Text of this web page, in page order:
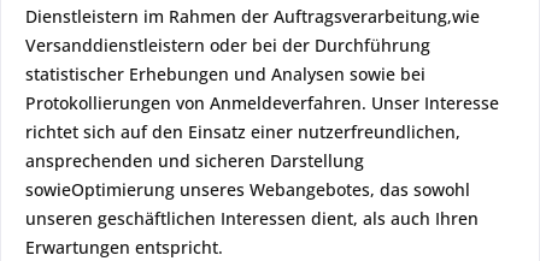
Dienstleistern im Rahmen der Auftragsverarbeitung,wie
Versanddienstleistern oder bei der Durchführung
statistischer Erhebungen und Analysen sowie bei
Protokollierungen von Anmeldeverfahren. Unser Interesse
richtet sich auf den Einsatz einer nutzerfreundlichen,
ansprechenden und sicheren Darstellung
sowieOptimierung unseres Webangebotes, das sowohl
unseren geschäftlichen Interessen dient, als auch Ihren
Erwartungen entspricht.